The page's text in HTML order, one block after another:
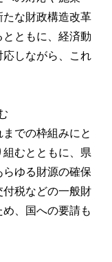
な財政構造改革
ともに、経済動
しながら、これ
での枠組みにと
むとともに、県
ゆる財源の確保
税などの一般財
、国への要請も